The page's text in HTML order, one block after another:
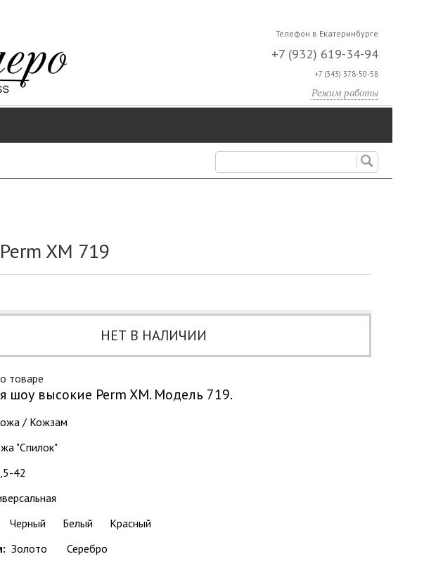
Телефон в Екатеринбурге
+7 (932) 619-34-94
+7 (343) 378-50-58
Режим работы
XM 719
НЕТ В НАЛИЧИИ
товаре
шоу высокие Perm XM. Модель 719.
/ Кожзам
"Спилок"
42
Черный Белый
Красный
Золото
Серебро